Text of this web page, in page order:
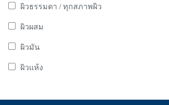
ผิวธรรมดา / ทุกสภาพผิว
ค้นหาจาก สภาพผิว: ผิวธรรมดา / ทุกสภาพผิว
ผิวผสม
ค้นหาจาก สภาพผิว: ผิวผสม
ผิวมัน
ค้นหาจาก สภาพผิว: ผิวมัน
ผิวแห้ง
ค้นหาจาก สภาพผิว: ผิวแห้ง